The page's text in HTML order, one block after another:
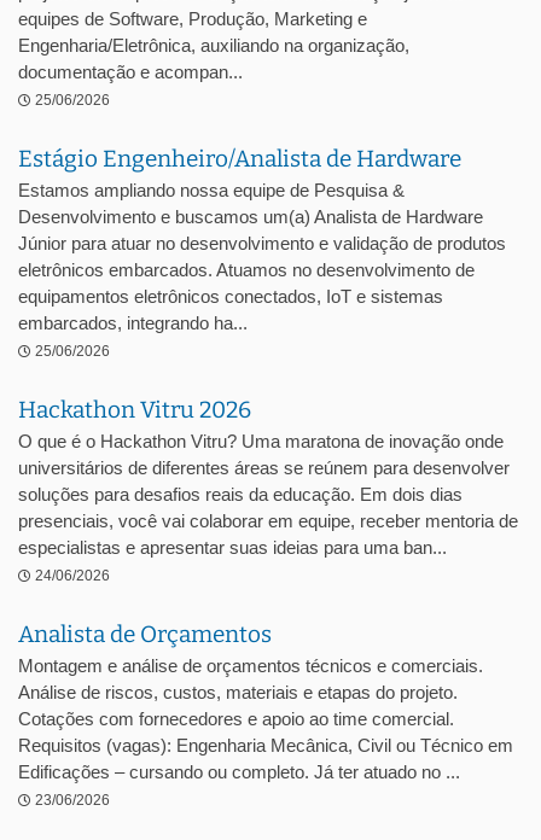
equipes de Software, Produção, Marketing e
Engenharia/Eletrônica, auxiliando na organização,
documentação e acompan...
25/06/2026
Estágio Engenheiro/Analista de Hardware
Estamos ampliando nossa equipe de Pesquisa &
Desenvolvimento e buscamos um(a) Analista de Hardware
Júnior para atuar no desenvolvimento e validação de produtos
eletrônicos embarcados. Atuamos no desenvolvimento de
equipamentos eletrônicos conectados, IoT e sistemas
embarcados, integrando ha...
25/06/2026
Hackathon Vitru 2026
O que é o Hackathon Vitru? Uma maratona de inovação onde
universitários de diferentes áreas se reúnem para desenvolver
soluções para desafios reais da educação. Em dois dias
presenciais, você vai colaborar em equipe, receber mentoria de
especialistas e apresentar suas ideias para uma ban...
24/06/2026
Analista de Orçamentos
Montagem e análise de orçamentos técnicos e comerciais.
Análise de riscos, custos, materiais e etapas do projeto.
Cotações com fornecedores e apoio ao time comercial.
Requisitos (vagas): Engenharia Mecânica, Civil ou Técnico em
Edificações – cursando ou completo. Já ter atuado no ...
23/06/2026